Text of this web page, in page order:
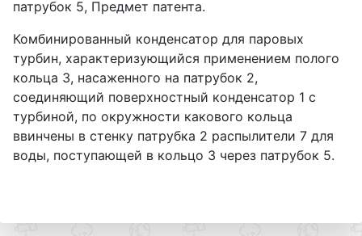
патрубок 5, Предмет патента.
Комбинированный конденсатор для паровых
турбин, характеризующийся применением полого
кольца 3, насаженного на патрубок 2,
соединяющий поверхностный конденсатор 1 с
турбиной, по окружности какового кольца
ввинчены в стенку патрубка 2 распылители 7 для
воды, поступающей в кольцо 3 через патрубок 5.